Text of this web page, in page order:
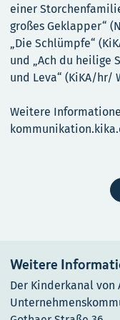
einer
großes Geklapper“
„Die Schlümpfe“
und „Ach du heilige
und Leva“ (KiKA/hr/
Weitere
Weitere
Der Kinderkanal von